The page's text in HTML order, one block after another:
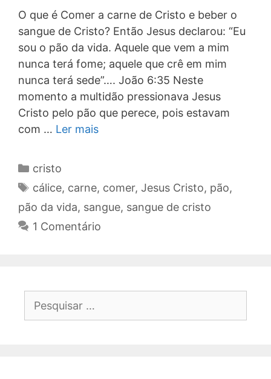
O que é Comer a carne de Cristo e beber o
sangue de Cristo? Então Jesus declarou: “Eu
sou o pão da vida. Aquele que vem a mim
nunca terá fome; aquele que crê em mim
nunca terá sede”…. João 6:35 Neste
momento a multidão pressionava Jesus
Cristo pelo pão que perece, pois estavam
com … Ler mais
Categorias
cristo
Tags
cálice, carne, comer, Jesus Cristo, pão,
pão da vida, sangue, sangue de cristo
1 Comentário
por: